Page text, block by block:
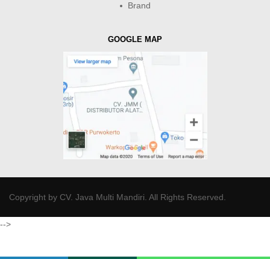
Brand
GOOGLE MAP
Copyright by CV. Java Multi Mandiri. All Rights Reserved.
-->